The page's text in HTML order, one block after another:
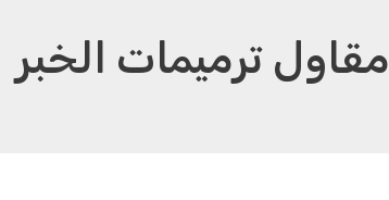
مقاول ترميمات الخبر